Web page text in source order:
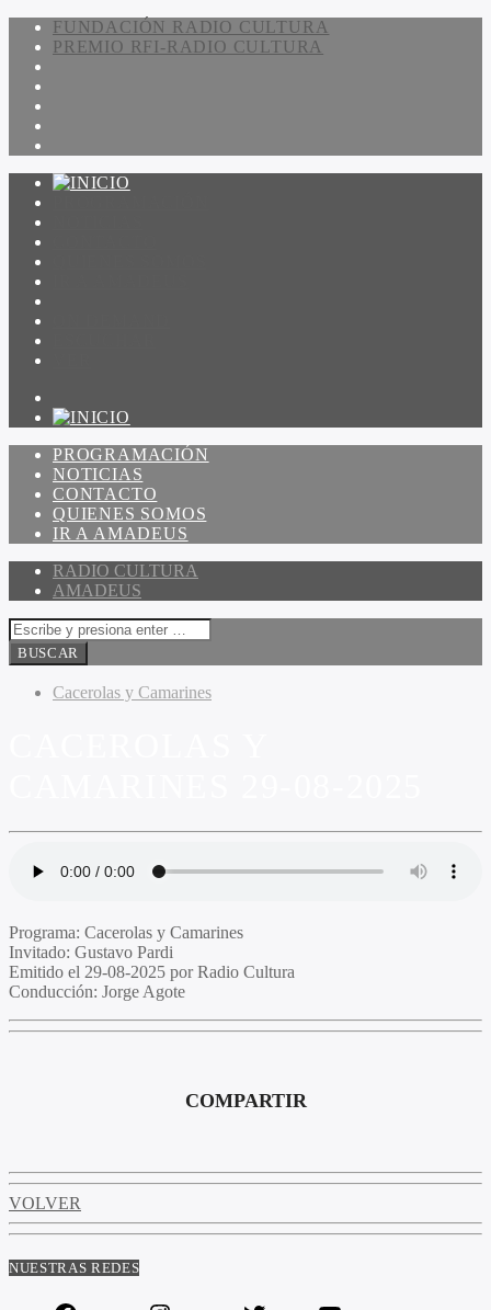
FUNDACIÓN RADIO CULTURA
PREMIO RFI-RADIO CULTURA
PROGRAMACIÓN
NOTICIAS
CONTACTO
QUIENES SOMOS
IR A AMADEUS
RADIO CULTURA
AMADEUS
Cacerolas y Camarines
Programa: Cacerolas y Camarines
Invitado: Gustavo Pardi
Emitido el 29-08-2025 por Radio Cultura
Conducción: Jorge Agote
COMPARTIR
VOLVER
NUESTRAS REDES